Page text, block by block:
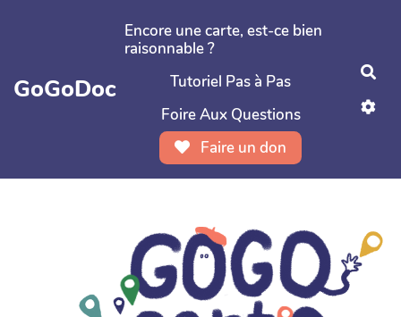
Aller au contenu principal
GoGoDoc
Encore une carte, est-ce bien
raisonnable ?
Tutoriel Pas à Pas
Foire Aux Questions
Faire un don